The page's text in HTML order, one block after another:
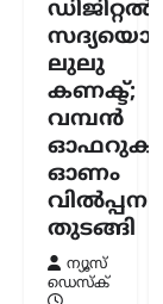
ഡിജിറ്റൽ
ലുലു
കണക്ട്;
വമ്പൻ
ഓണം
വിൽപ്പന
തുടങ്ങി
ന്യൂസ്
ഡെസ്ക്